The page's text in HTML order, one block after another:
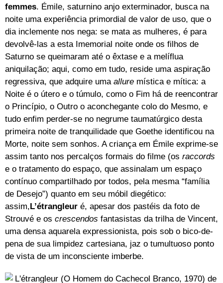
femmes. Émile, saturnino anjo exterminador, busca na
noite uma experiência primordial de valor de uso, que o
dia inclemente nos nega: se mata as mulheres, é para
devolvê-las a esta Imemorial noite onde os filhos de
Saturno se queimaram até o êxtase e a melíflua
aniquilação; aqui, como em tudo, reside uma aspiração
regressiva, que adquire uma allure mística e mítica: a
Noite é o útero e o túmulo, como o Fim há de reencontrar
o Princípio, o Outro o aconchegante colo do Mesmo, e
tudo enfim perder-se no negrume taumatúrgico desta
primeira noite de tranquilidade que Goethe identificou na
Morte, noite sem sonhos. A criança em Émile exprime-se
assim tanto nos percalços formais do filme (os raccords
e o tratamento do espaço, que assinalam um espaço
contínuo compartilhado por todos, pela mesma “família
de Desejo”) quanto em seu móbil diegético:
assim, L’étrangleur é, apesar dos pastéis da foto de
Strouvé e os crescendos fantasistas da trilha de Vincent,
uma densa aquarela expressionista, pois sob o bico-de-
pena de sua limpidez cartesiana, jaz o tumultuoso ponto
de vista de um inconsciente imberbe.